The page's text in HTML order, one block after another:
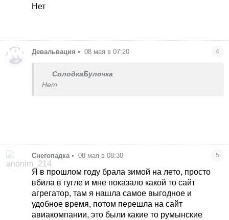
Нет
Девальвация • 08 мая в 07:20 4
СолодкаБулочка
Нет
Снегопадка • 08 мая в 08:30 5
Я в прошлом году брала зимой на лето, просто
вбила в гугле и мне показало какой то сайт
агрегатор, там я нашла самое выгодное и
удобное время, потом перешла на сайт
авиакомпании, это были какие то румынские